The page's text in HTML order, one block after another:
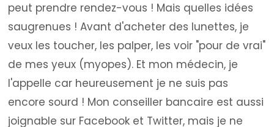
peut prendre rendez-vous ! Mais quelles idées
saugrenues ! Avant d'acheter des lunettes, je
veux les toucher, les palper, les voir "pour de vrai"
de mes yeux (myopes). Et mon médecin, je
l'appelle car heureusement je ne suis pas
encore sourd ! Mon conseiller bancaire est aussi
joignable sur Facebook et Twitter, mais je ne